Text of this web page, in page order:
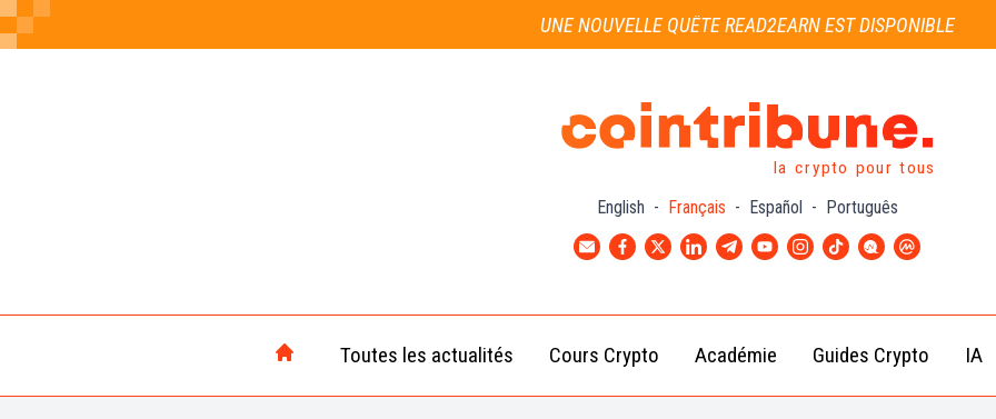
UNE NOUVELLE QUÊTE READ2EARN EST DISPONIBLE
la crypto pour tous
English - Français - Español - Português
Toutes les actualités
Crypto
Cours Crypto
(BTC)
Académie
Débutant
Intermédiaire
Guides Crypto IA